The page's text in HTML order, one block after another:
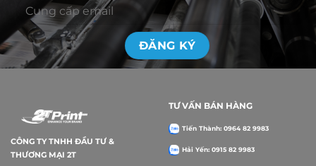
CÔNG TY TNHH ĐẦU TƯ &
THƯƠNG MẠI 2T
TƯ VẤN BÁN HÀNG
Tiến Thành: 0964 82 9983
Hải Yến: 0915 82 9983